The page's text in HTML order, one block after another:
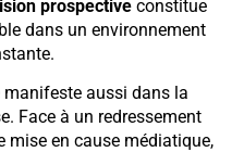
prospective constitue
dans un environnement
aussi dans la
Face à un redressement
en cause médiatique,